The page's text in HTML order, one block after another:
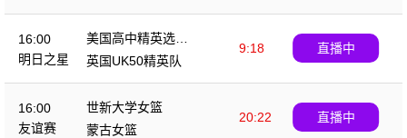
16:00
明日之星
美国高中精英选拔
队
9:18
英国UK50精英队
直播中
16:00
友谊赛
世新大学女篮
20:22
蒙古女篮
直播中